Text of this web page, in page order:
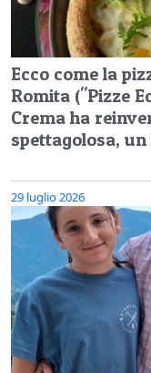
Ecco come la
Romita ("Pizze
Crema ha
spettagolosa,
29 luglio 2026